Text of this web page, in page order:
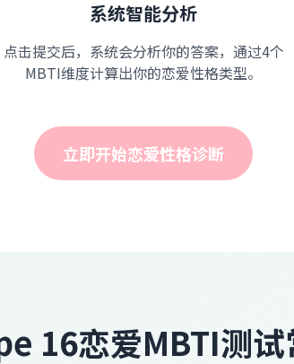
系统智能分析
点击提交后，系统会分析你的答案，通过4个
MBTI维度计算出你的恋爱性格类型。
立即开始恋爱性格诊断
16恋爱MBTI测